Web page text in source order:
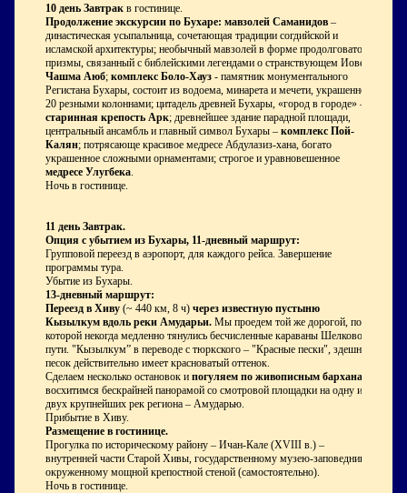
10 день Завтрак в гостинице.
Продолжение экскурсии по Бухаре: мавзолей Саманидов –
династическая усыпальница, сочетающая традиции согдийской и
исламской архитектуры; необычный мавзолей в форме продолговатой
призмы, связанный с библейскими легендами о странствующем Иове –
Чашма Аюб; комплекс Боло-Хауз - памятник монументального
Регистана Бухары, состоит из водоема, минарета и мечети, украшенной
20 резными колоннами; цитадель древней Бухары, «город в городе» –
старинная крепость Арк; древнейшее здание парадной площади,
центральный ансамбль и главный символ Бухары – комплекс Пой-
Калян; потрясающе красивое медресе Абдулазиз-хана, богато
украшенное сложными орнаментами; строгое и уравновешенное
медресе Улугбека
Ночь в гостинице.
11 день Завтрак.
Опция с убытием из Бухары, 11-дневный маршрут:
Групповой переезд в аэропорт, для каждого рейса. Завершение
программы тура.
Убытие из Бухары.
13-дневный маршрут:
Переезд в Хиву (~ 440 км, 8 ч) через известную пустыню
Кызылкум вдоль реки Амударьи. Мы проедем той же дорогой, по
которой некогда медленно тянулись бесчисленные караваны Шелкового
пути. "Кызылкум” в переводе с тюркского – "Красные пески", здешний
песок действительно имеет красноватый оттенок.
Сделаем несколько остановок и погуляем по живописным барханам
восхитимся бескрайней панорамой со смотровой площадки на одну из
двух крупнейших рек региона – Амударью.
Прибытие в Хиву.
Размещение в гостинице.
Прогулка по историческому району – Ичан-Кале (XVIII в.) –
внутренней части Старой Хивы, государственному музею-заповеднику,
окруженному мощной крепостной стеной (самостоятельно).
Ночь в гостинице.